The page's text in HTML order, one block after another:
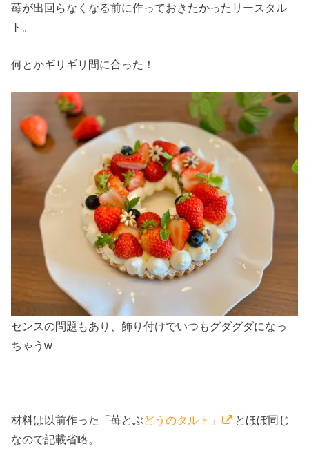
苺が出回らなくなる前に作っておきたかったリースタル
ト。
何とかギリギリ間に合った！
センスの問題もあり、飾り付けでいつもグダグダになっ
ちゃうw
材料は以前作った「苺とぶどうのタルト」
とほぼ同じ
なので記載省略。